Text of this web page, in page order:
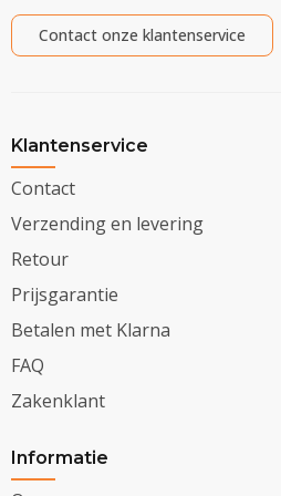
Contact onze klantenservice
Klantenservice
Contact
Verzending en levering
Retour
Prijsgarantie
Betalen met Klarna
FAQ
Zakenklant
Informatie